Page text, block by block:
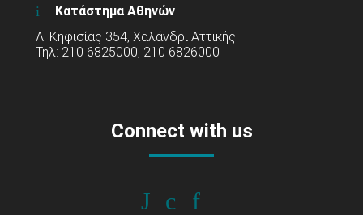
Κατάστημα Αθηνών
Λ. Κηφισίας 354, Χαλάνδρι Αττικής
Τηλ: 210 6825000, 210 6826000
Connect with us